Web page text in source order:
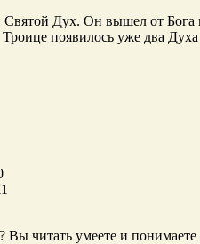
Дух. Он вышел от
Троице появилось уже два
Вы читать умеете и